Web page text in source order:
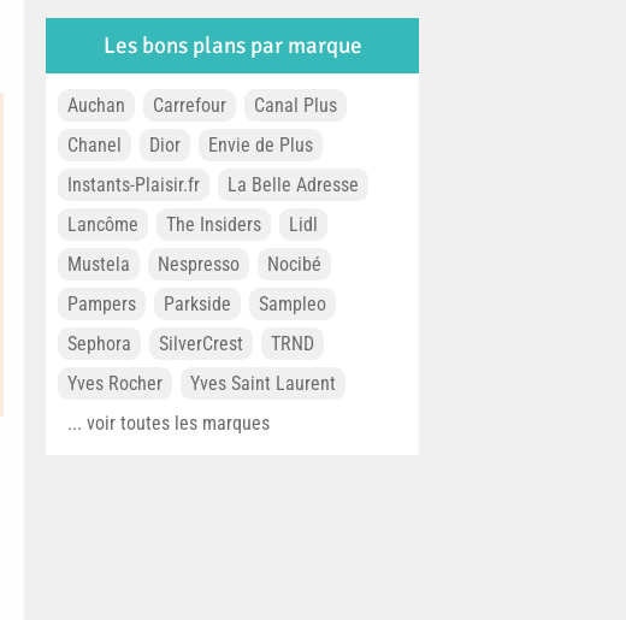
Les bons plans par marque
Auchan Carrefour
Canal Plus
Chanel
Dior
Envie de Plus
Instants-Plaisir.fr
La Belle Adresse
Lancôme
The Insiders
Lidl
Mustela
Nespresso
Nocibé
Pampers
Parkside
Sampleo
Sephora
SilverCrest
TRND
Yves Rocher
Yves Saint Laurent
... voir toutes les marques